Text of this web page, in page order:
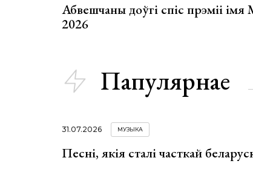
Абвешчаны доўгі спіс прэміі
2026
Папулярнае
31.07.2026 МУЗЫКА
Песні, якія сталі часткай